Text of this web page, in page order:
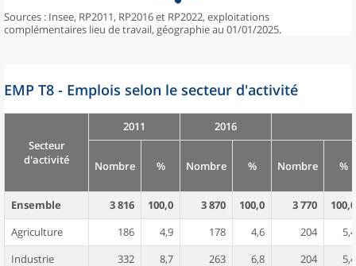
Sources : Insee, RP2011, RP2016 et RP2022, exploitations
complémentaires lieu de travail, géographie au 01/01/2025.
EMP T8 - Emplois selon le secteur d'activité
Secteur
d'activité
2011 2016
Nombre % Nombre % Nombre %
Ensemble 3 816 100,0 3 870 100,0 3 770
100,0
Agriculture
186 4,9 178 4,6 204
5,4
Industrie
332 8,7 263 6,8 204
5,4